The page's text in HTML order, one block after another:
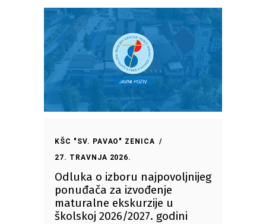
KŠC "SV. PAVAO" ZENICA
27. TRAVNJA 2026.
Odluka o izboru najpovoljnijeg
ponuđača za izvođenje
maturalne ekskurzije u
školskoj 2026/2027. godini